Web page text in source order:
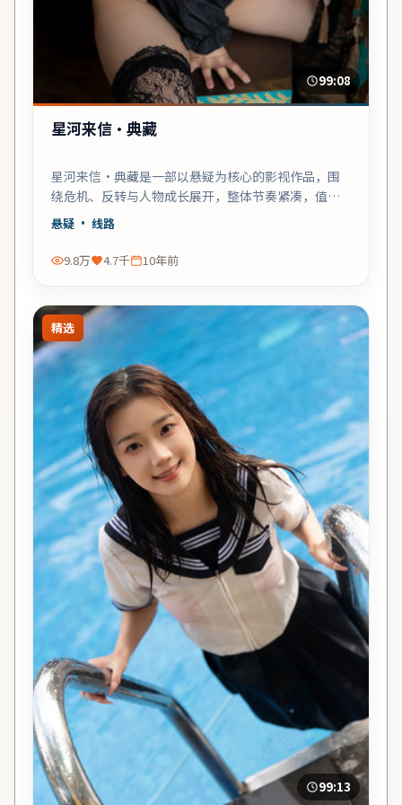
99:08
星河来信·典藏
星河来信·典藏是一部以悬疑为核心的影视作品，围
绕危机、反转与人物成长展开，整体节奏紧凑，值得
推荐观看。
悬疑 · 线路
9.8万 4.7千 10年前
精选
99:13